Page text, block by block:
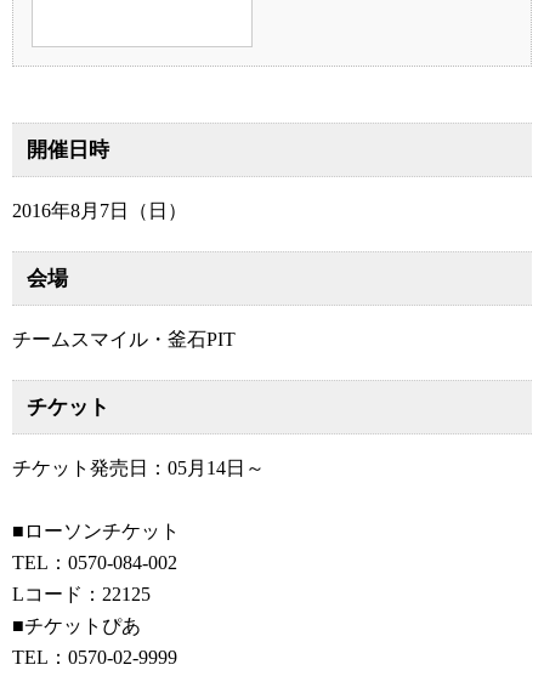
開催日時
2016年8月7日（日）
会場
チームスマイル・釜石PIT
チケット
チケット発売日：05月14日～
■ ローソンチケット
TEL：0570-084-002
Lコード：22125
■チケットぴあ
TEL：0570-02-9999